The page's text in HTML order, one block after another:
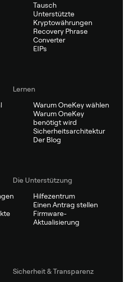
Tausch
Unterstützte
Kryptowährungen
Recovery Phrase
Converter
EIPs
Lernen
Warum OneKey wählen
Warum OneKey
benötigt wird
Sicherheitsarchitektur
Der Blog
Die Unterstützung
Hilfezentrum
Einen Antrag stellen
Firmware-
Aktualisierung
Sicherheit & Transparenz